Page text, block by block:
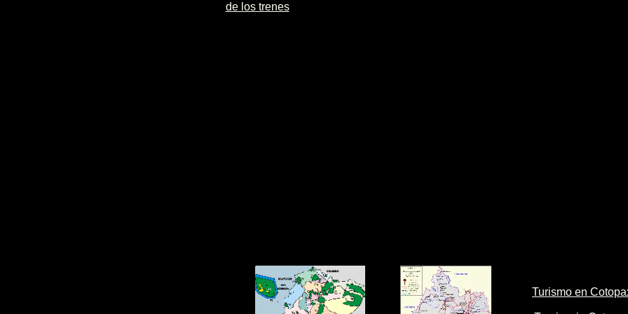
de los trenes
Turismo en